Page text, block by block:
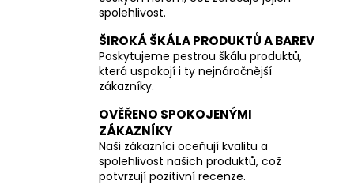
spolehlivost.
ŠIROKÁ ŠKÁLA PRODUKTŮ A BAREV
Poskytujeme pestrou škálu produktů,
která uspokojí i ty nejnáročnější
zákazníky.
OVĚŘENO SPOKOJENÝMI
ZÁKAZNÍKY
Naši zákazníci oceňují kvalitu a
spolehlivost našich produktů, což
potvrzují pozitivní recenze.